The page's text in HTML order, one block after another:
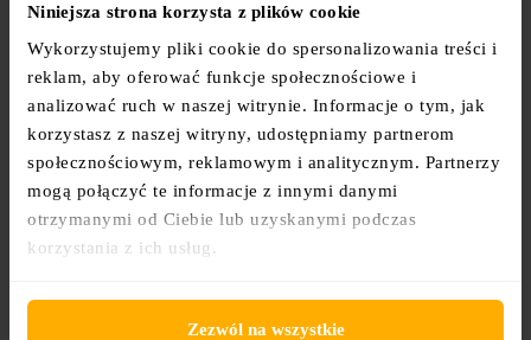
Niniejsza strona korzysta z plików cookie
Wykorzystujemy pliki cookie do spersonalizowania treści i
reklam, aby oferować funkcje społecznościowe i
analizować ruch w naszej witrynie. Informacje o tym, jak
korzystasz z naszej witryny, udostępniamy partnerom
społecznościowym, reklamowym i analitycznym. Partnerzy
mogą połączyć te informacje z innymi danymi
otrzymanymi od Ciebie lub uzyskanymi podczas
korzystania z ich usług.
Zezwól na wszystkie
Rzymskokatolicka św.
Apostołów Piotra i Pawła).
Godzina wydarzenia pozostaje
bez zmian. Rozpoczynamy o
16:00.